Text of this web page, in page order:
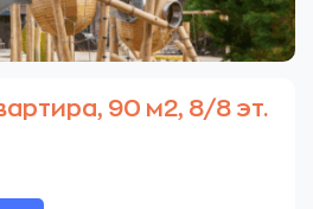
90 м2, 8/8 эт.